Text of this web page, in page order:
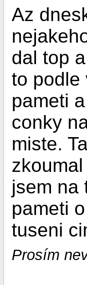
Az
dal top
to podle
pameti
conky
miste.
jsem na
pameti
tuseni
Prosím